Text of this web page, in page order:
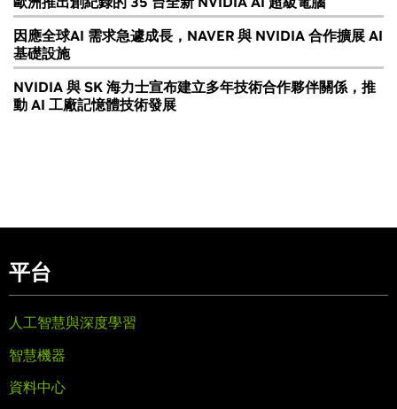
因應全球AI 需求急遽成長，NAVER 與 NVIDIA 合作擴展 AI
基礎設施
NVIDIA 與 SK 海力士宣布建立多年技術合作夥伴關係，推
動 AI 工廠記憶體技術發展
平台
人工智慧與深度學習
智慧機器
資料中心